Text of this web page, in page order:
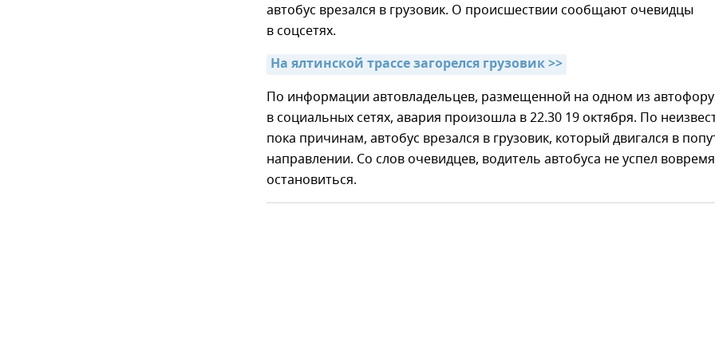
автобус врезался в грузовик. О происшествии сообщают очевидцы
в соцсетях.
На ялтинской трассе загорелся грузовик >>
По информации автовладельцев, размещенной на одном из
в социальных сетях, авария произошла в 22.30 19 октября. По
пока причинам, автобус врезался в грузовик, который двигался в
направлении. Со слов очевидцев, водитель автобуса не успел вовремя
остановиться.